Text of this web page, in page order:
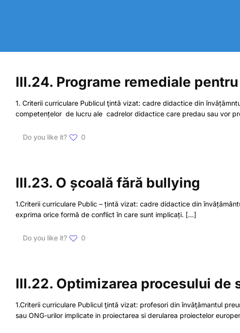
III.24. Programe remediale
1. Criterii curriculare Publicul ţintă vizat: cadre didactice din
competențelor de lucru ale cadrelor didactice care predau sau vor
Do you like it? 0
III.23. O școală fără bullying
1.Criterii curriculare Public – țintă vizat: cadre didactice din
exprima orice formă de conflict în care sunt implicați. […]
Do you like it? 0
III.22. Optimizarea procesului de
1.Criterii curriculare Publicul ţintă vizat: profesori din învăţămantul
sau ONG-urilor implicate in proiectarea si derularea proiectelor